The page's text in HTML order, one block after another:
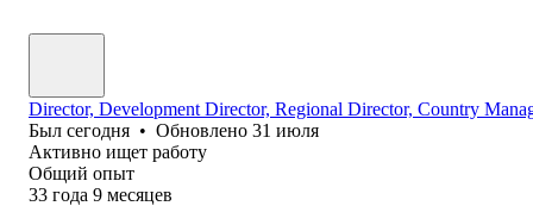
Director, Development Director, Regional Director, Country
Был сегодня • Обновлено 31 июля
Активно ищет работу
Общий опыт
33 года 9 месяцев